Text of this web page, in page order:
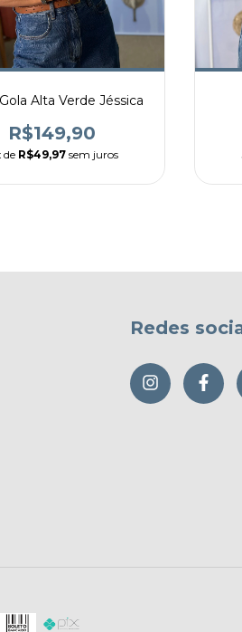
Alta Verde Jéssica
R$149,90
de R$49,97 sem juros
Redes